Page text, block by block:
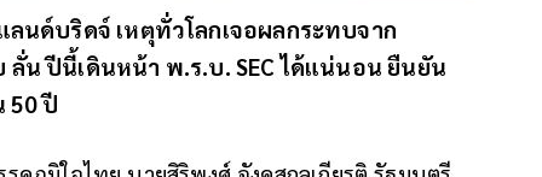
ลนด์บริดจ์ เหตุทั่วโลกเจอผลกระทบจาก
น ปีนี้เดินหน้า พ.ร.บ. SEC ได้แน่นอน ยืนยัน
50 ปี